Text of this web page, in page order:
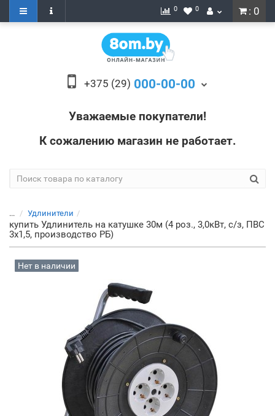
: 0
0 0
+375 (29) 000-00-00
Уважаемые покупатели!
К сожалению магазин не работает.
... Удлинители
купить Удлинитель на катушке 30м (4 роз., 3,0кВт, с/з, ПВС
3х1,5, производство РБ)
Нет в наличии